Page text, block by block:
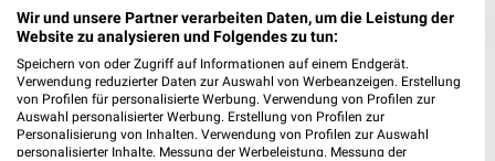
❯
Wir und unsere Partner verarbeiten Daten, um die Leistung der
Website zu analysieren und Folgendes zu tun:
Speichern von oder Zugriff auf Informationen auf einem Endgerät.
Verwendung reduzierter Daten zur Auswahl von Werbeanzeigen. Erstellung
von Profilen für personalisierte Werbung. Verwendung von Profilen zur
Auswahl personalisierter Werbung. Erstellung von Profilen zur
Personalisierung von Inhalten. Verwendung von Profilen zur Auswahl
personalisierter Inhalte. Messung der Werbeleistung. Messung der